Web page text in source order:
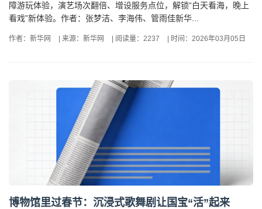
障游玩体验，演艺场次翻倍、增设服务点位，解锁“白天看海，晚上
看戏”新体验。作者：张梦洁、李海伟、管雨佳新华...
作者：新华网 来源：新华网 阅读量：2237 时间：2026年03月05日
博物馆里过春节：沉浸式歌舞剧让国宝“活”起来